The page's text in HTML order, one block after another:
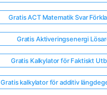
Gratis ACT Matematik Svar
Gratis Aktiveringsenergi
Gratis Kalkylator för Faktiskt
Gratis kalkylator för additiv